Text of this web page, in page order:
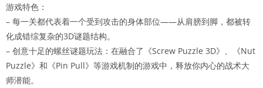
游戏特色：
– 每一关都代表着一个受到攻击的身体部位——从肩膀到脚，都被转
化成错综复杂的3D谜题结构。
– 创意十足的螺丝谜题玩法：在融合了《Screw Puzzle 3D》、《Nut
Puzzle》和《Pin Pull》等游戏机制的游戏中，释放你内心的战术大
师潜能。